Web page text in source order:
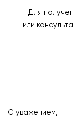
Для
или
С уважением,